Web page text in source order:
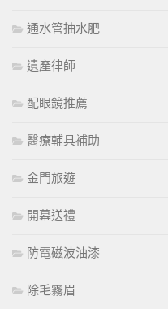
通水管抽水肥
遺產律師
配眼鏡推薦
醫療輔具補助
金門旅遊
開幕送禮
防電磁波油漆
除毛霧眉